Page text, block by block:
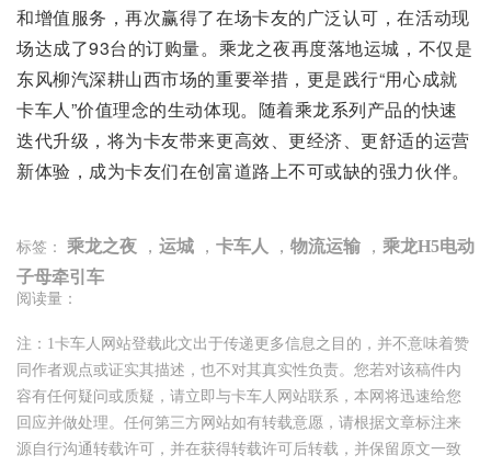
和增值服务，再次赢得了在场卡友的广泛认可，在活动现
场达成了93台的订购量。乘龙之夜再度落地运城，不仅是
东风柳汽深耕山西市场的重要举措，更是践行“用心成就
卡车人”价值理念的生动体现。随着乘龙系列产品的快速
迭代升级，将为卡友带来更高效、更经济、更舒适的运营
新体验，成为卡友们在创富道路上不可或缺的强力伙伴。
标签： 乘龙之夜 ， 运城 ， 卡车人 ， 物流运输 ， 乘龙H5电动
子母牵引车
阅读量：
注：1卡车人网站登载此文出于传递更多信息之目的，并不意味着赞
同作者观点或证实其描述，也不对其真实性负责。您若对该稿件内
容有任何疑问或质疑，请立即与卡车人网站联系，本网将迅速给您
回应并做处理。任何第三方网站如有转载意愿，请根据文章标注来
源自行沟通转载许可，并在获得转载许可后转载，并保留原文一致